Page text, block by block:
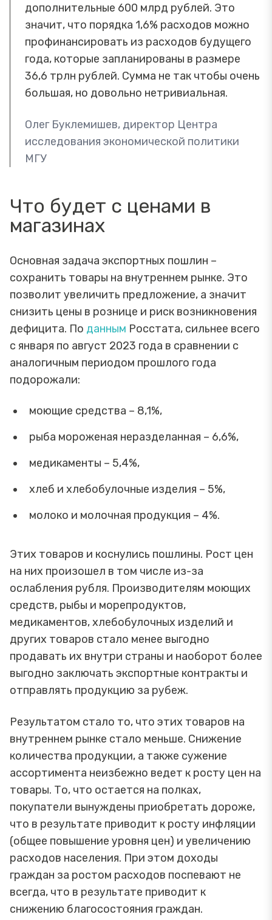
дополнительные 600 млрд рублей. Это
значит, что порядка 1,6% расходов можно
профинансировать из расходов будущего
года, которые запланированы в размере
36,6 трлн рублей. Сумма не так чтобы очень
большая, но довольно нетривиальная.
Олег Буклемишев, директор Центра
исследования экономической политики
МГУ
Что будет с ценами в
магазинах
Основная задача экспортных пошлин –
сохранить товары на внутреннем рынке. Это
позволит увеличить предложение, а значит
снизить цены в рознице и риск возникновения
дефицита. По данным Росстата, сильнее всего
с января по август 2023 года в сравнении с
аналогичным периодом прошлого года
подорожали:
моющие средства – 8,1%,
рыба мороженая неразделанная – 6,6%,
медикаменты – 5,4%,
хлеб и хлебобулочные изделия – 5%,
молоко и молочная продукция – 4%.
Этих товаров и коснулись пошлины. Рост цен
на них произошел в том числе из-за
ослабления рубля. Производителям моющих
средств, рыбы и морепродуктов,
медикаментов, хлебобулочных изделий и
других товаров стало менее выгодно
продавать их внутри страны и наоборот более
выгодно заключать экспортные контракты и
отправлять продукцию за рубеж.
Результатом стало то, что этих товаров на
внутреннем рынке стало меньше. Снижение
количества продукции, а также сужение
ассортимента неизбежно ведет к росту цен на
товары. То, что остается на полках,
покупатели вынуждены приобретать дороже,
что в результате приводит к росту инфляции
(общее повышение уровня цен) и увеличению
расходов населения. При этом доходы
граждан за ростом расходов поспевают не
всегда, что в результате приводит к
снижению благосостояния граждан.